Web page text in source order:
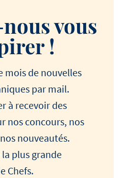
vous
!
mois de nouvelles
par mail.
à recevoir des
nos concours, nos
nouveautés.
plus grande
Chefs.